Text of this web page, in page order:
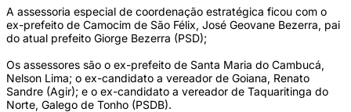
A assessoria especial de coordenação estratégica ficou com o
ex-prefeito de Camocim de São Félix, José Geovane Bezerra, pai
do atual prefeito Giorge Bezerra (PSD);
Os assessores são o ex-prefeito de Santa Maria do Cambucá,
Nelson Lima; o ex-candidato a vereador de Goiana, Renato
Sandre (Agir); e o ex-candidato a vereador de Taquaritinga do
Norte, Galego de Tonho (PSDB).